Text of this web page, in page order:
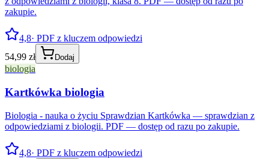
zakupie.
4,8· PDF z kluczem odpowiedzi
54,99 zł
Dodaj
biologia
Kartkówka biologia
Biologia - nauka o życiu Sprawdzian Kartkówka — sprawdzian z
odpowiedziami z biologii. PDF — dostęp od razu po zakupie.
4,8· PDF z kluczem odpowiedzi